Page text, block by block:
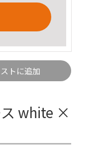
トに追加
white ×